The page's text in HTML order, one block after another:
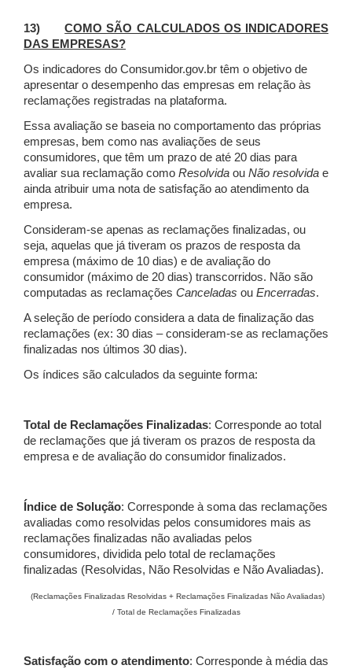
13)COMO SÃO CALCULADOS OS INDICADORES
DAS EMPRESAS?
Os indicadores do Consumidor.gov.br têm o objetivo de
apresentar o desempenho das empresas em relação às
reclamações registradas na plataforma.
Essa avaliação se baseia no comportamento das próprias
empresas, bem como nas avaliações de seus
consumidores, que têm um prazo de até 20 dias para
avaliar sua reclamação como Resolvida ou Não resolvida e
ainda atribuir uma nota de satisfação ao atendimento da
empresa.
Consideram-se apenas as reclamações finalizadas, ou
seja, aquelas que já tiveram os prazos de resposta da
empresa (máximo de 10 dias) e de avaliação do
consumidor (máximo de 20 dias) transcorridos. Não são
computadas as reclamações Canceladas ou Encerradas.
A seleção de período considera a data de finalização das
reclamações (ex: 30 dias – consideram-se as reclamações
finalizadas nos últimos 30 dias).
Os índices são calculados da seguinte forma:
Total de Reclamações Finalizadas: Corresponde ao total
de reclamações que já tiveram os prazos de resposta da
empresa e de avaliação do consumidor finalizados.
Índice de Solução: Corresponde à soma das reclamações
avaliadas como resolvidas pelos consumidores mais as
reclamações finalizadas não avaliadas pelos
consumidores, dividida pelo total de reclamações
finalizadas (Resolvidas, Não Resolvidas e Não Avaliadas).
(Reclamações Finalizadas Resolvidas + Reclamações Finalizadas Não Avaliadas)
/ Total de Reclamações Finalizadas
Satisfação com o atendimento: Corresponde à média das